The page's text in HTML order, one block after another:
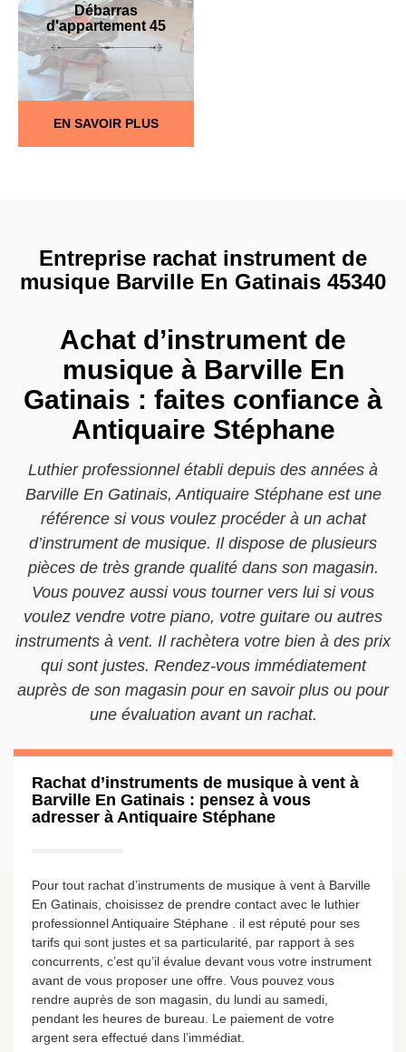
Débarras
d'appartement 45
EN SAVOIR PLUS
Entreprise rachat instrument de
musique Barville En Gatinais 45340
Achat d’instrument de
musique à Barville En
Gatinais : faites confiance à
Antiquaire Stéphane
Luthier professionnel établi depuis des années à
Barville En Gatinais, Antiquaire Stéphane est une
référence si vous voulez procéder à un achat
d’instrument de musique. Il dispose de plusieurs
pièces de très grande qualité dans son magasin.
Vous pouvez aussi vous tourner vers lui si vous
voulez vendre votre piano, votre guitare ou autres
instruments à vent. Il rachètera votre bien à des prix
qui sont justes. Rendez-vous immédiatement
auprès de son magasin pour en savoir plus ou pour
une évaluation avant un rachat.
Rachat d’instruments de musique à vent à
Barville En Gatinais : pensez à vous
adresser à Antiquaire Stéphane
Pour tout rachat d’instruments de musique à vent à Barville
En Gatinais, choisissez de prendre contact avec le luthier
professionnel Antiquaire Stéphane . il est réputé pour ses
tarifs qui sont justes et sa particularité, par rapport à ses
concurrents, c’est qu’il évalue devant vous votre instrument
avant de vous proposer une offre. Vous pouvez vous
rendre auprès de son magasin, du lundi au samedi,
pendant les heures de bureau. Le paiement de votre
argent sera effectué dans l’immédiat.